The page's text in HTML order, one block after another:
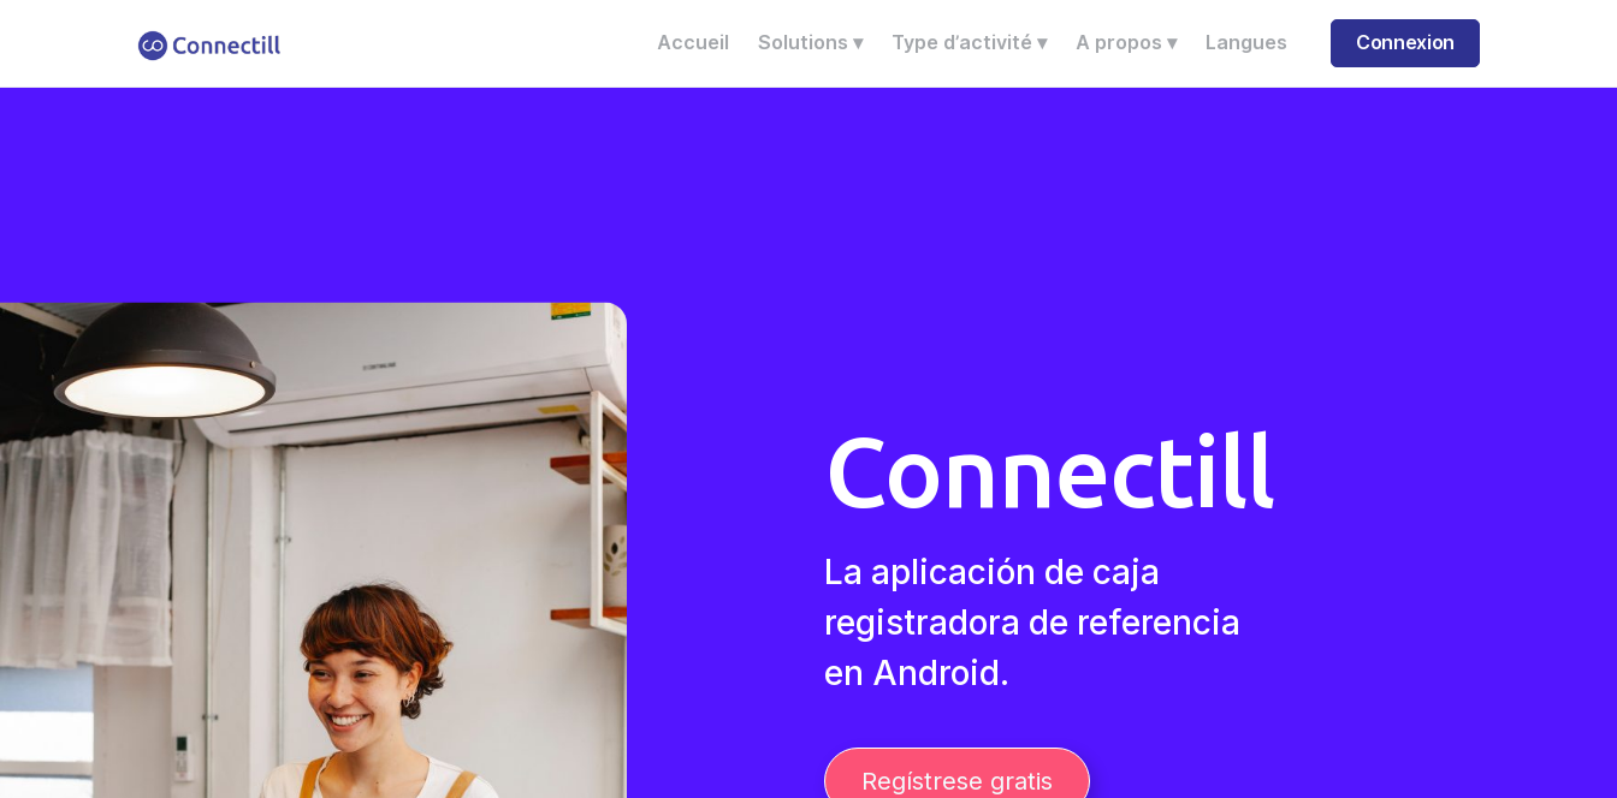
Accueil Solutions ▾ Type d’activité ▾ A propos ▾ Langues Connexion
Connectill
La aplicación de caja
registradora de referencia
en Android.
Regístrese gratis